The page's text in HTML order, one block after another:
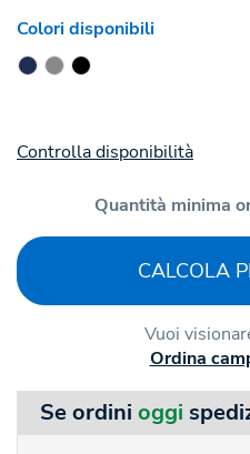
Colori disponibili
Controlla disponibilità
Quantità minima
CALCOLA
Vuoi
Ordina
Se ordini oggi